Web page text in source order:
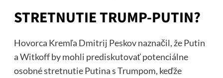
STRETNUTIE TRUMP-PUTIN?
Hovorca Kremľa Dmitrij Peskov naznačil, že Putin
a Witkoff by mohli prediskutovať potenciálne
osobné stretnutie Putina s Trumpom, keďže